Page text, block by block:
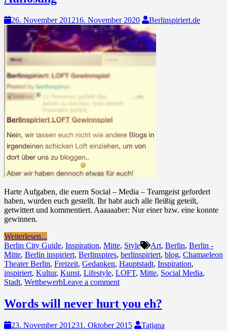
26. November 201216. November 2020 Berlinspiriert.de
Harte Aufgaben, die euern Social – Media – Teamgeist gefordert
haben, wurden euch gestellt. Ihr habt auch alle fleißig geteilt,
getwittert und kommentiert. Aaaaaaber: Nur einer bzw. eine konnte
gewinnen.
Weiterlesen...
Berlin City Guide, Inspiration, Mitte, Style Art, Berlin, Berlin -
Mitte, Berlin inspiriert, Berlinspires, berlinspiriert, blog, Chamaeleon
Theater Berlin, Freizeit, Gedanken, Hauptstadt, Inspiration,
inspiriert, Kultur, Kunst, Lifestyle, LOFT, Mitte, Social Media,
Stadt, WettbewerbLeave a comment
Words will never hurt you eh?
23. November 201231. Oktober 2015
Tatjana